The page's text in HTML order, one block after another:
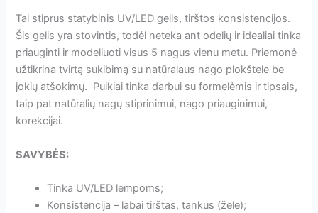
Tai stiprus statybinis UV/LED gelis, tirštos konsistencijos.
Šis gelis yra stovintis, todėl neteka ant odelių ir idealiai tinka
priauginti ir modeliuoti visus 5 nagus vienu metu. Priemonė
užtikrina tvirtą sukibimą su natūralaus nago plokštele be
jokių atšokimų. Puikiai tinka darbui su formelėmis ir tipsais,
taip pat natūralių nagų stiprinimui, nago priauginimui,
korekcijai.
SAVYBĖS:
Tinka UV/LED lempoms;
Konsistencija – labai tirštas, tankus (žele);